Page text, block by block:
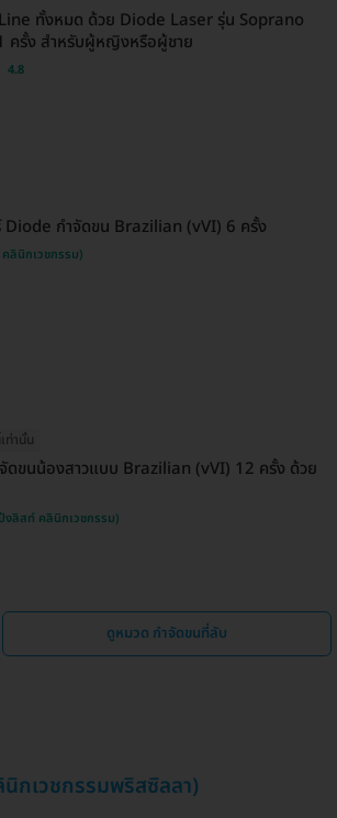
ทั้งหมด ด้วย Diode Laser รุ่น Soprano
ครั้ง สำหรับผู้หญิงหรือผู้ชาย
4.8
Diode กำจัดขน Brazilian (vVI) 6 ครั้ง
ลินิกเวชกรรม)
ท่านั้น
ดขนน้องสาวแบบ Brazilian (vVI) 12 ครั้ง ด้วย
ลิสท์ คลินิกเวชกรรม)
ดูหมวด กำจัดขนที่ลับ
กเวชกรรมพริสซิลลา)